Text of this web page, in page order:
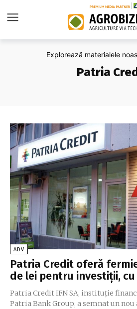
Explorează materialele
Patria
ADV
Patria Credit oferă
de lei pentru investiții, cu
Patria Credit IFN SA, instituţie
Patria Bank Group, a semnat un nou